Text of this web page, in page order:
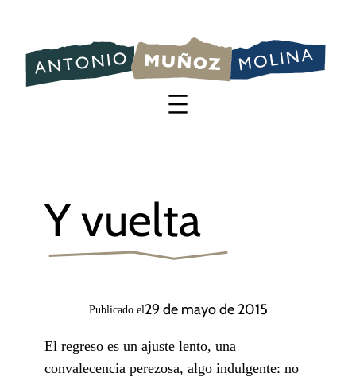
contenido
Y vuelta
Publicado el29 de mayo de 2015
El regreso es un ajuste lento, una
convalecencia perezosa, algo indulgente: no